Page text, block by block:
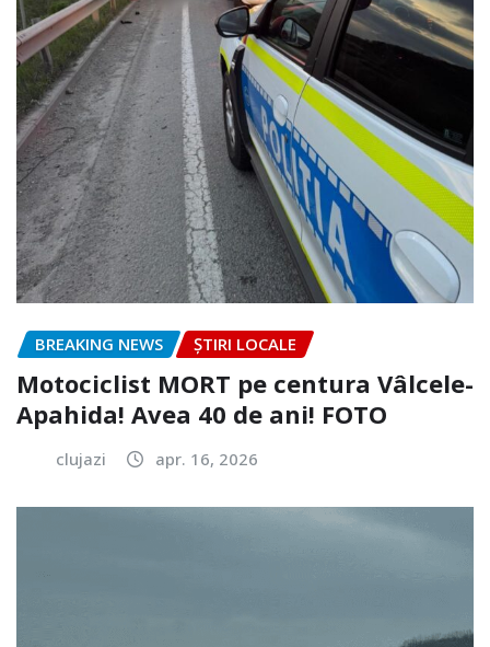
BREAKING NEWS ȘTIRI LOCALE
Motociclist MORT pe centura Vâlcele-
Apahida! Avea 40 de ani! FOTO
clujazi apr. 16, 2026